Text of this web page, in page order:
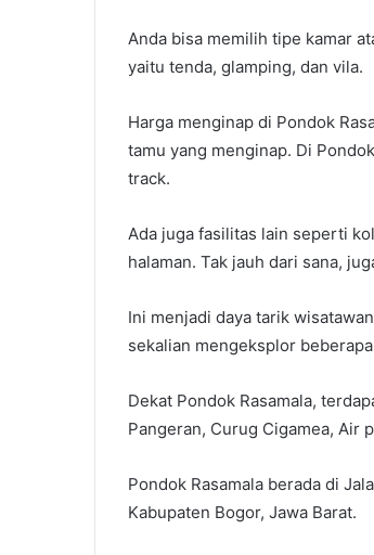
Anda bisa memilih tipe kamar
yaitu tenda, glamping, dan vila.
Harga menginap di Pondok
tamu yang menginap. Di
track.
Ada juga fasilitas lain seperti
halaman. Tak jauh dari sana,
Ini menjadi daya tarik
sekalian mengeksplor
Dekat Pondok Rasamala,
Pangeran, Curug Cigamea, Air
Pondok Rasamala berada di
Kabupaten Bogor, Jawa Barat.